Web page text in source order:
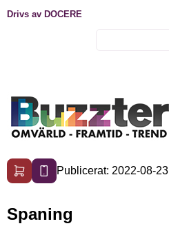
Drivs av DOCERE
Publicerat: 2022-08-23
Spaning